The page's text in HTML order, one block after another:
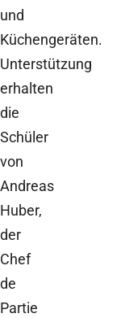
und
Küchengeräten.
Unterstützung
erhalten
die
Schüler
von
Andreas
Huber,
der
Chef
de
Partie